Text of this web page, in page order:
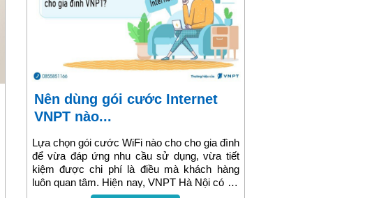
Nên dùng gói cước Internet
VNPT nào...
Lựa chọn gói cước WiFi nào cho cho gia đình
để vừa đáp ứng nhu cầu sử dụng, vừa tiết
kiệm được chi phí là điều mà khách hàng
luôn quan tâm. Hiện nay, VNPT Hà Nội có rất